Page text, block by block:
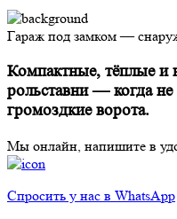
Гараж под замком —
Компактные, тёплые и
рольставни — когда не
громоздкие ворота.
Мы онлайн, напишите в
Спросить у нас в WhatsApp